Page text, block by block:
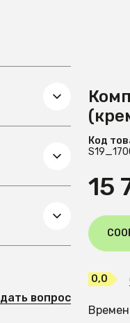
вопрос
Код
15
0,0